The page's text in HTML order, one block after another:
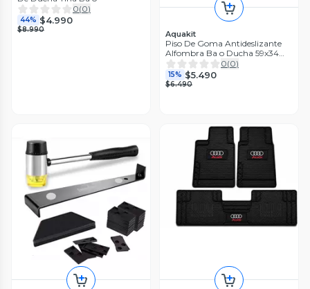
0(0)
44% $4.990
$8.990 Aquakit
Piso De Goma Antideslizante
Alfombra Ba o Ducha 59x34
Cm Celeste
0(0)
15% $5.490
$6.490